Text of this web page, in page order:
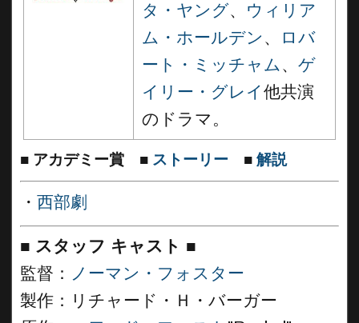
タ・ヤング、 ウィリア
ム・ホールデン 、
ロバ
ート・ミッチャム、 ゲ
イリー・グレイ他共演
のドラマ。
■ アカデミー賞 ■ ストーリー ■ 解説
・ 西部劇
■ スタッフ キャスト ■
監督： ノーマン・フォスター
製作：リチャード・Ｈ・バーガー